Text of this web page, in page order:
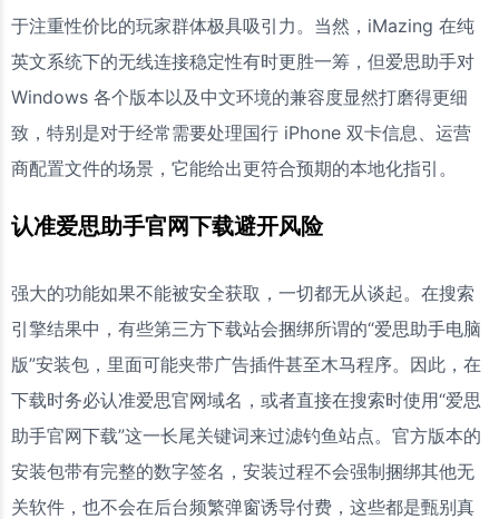
于注重性价比的玩家群体极具吸引力。当然，iMazing 在纯
英文系统下的无线连接稳定性有时更胜一筹，但爱思助手对
Windows 各个版本以及中文环境的兼容度显然打磨得更细
致，特别是对于经常需要处理国行 iPhone 双卡信息、运营
商配置文件的场景，它能给出更符合预期的本地化指引。
认准爱思助手官网下载避开风险
强大的功能如果不能被安全获取，一切都无从谈起。在搜索
引擎结果中，有些第三方下载站会捆绑所谓的“爱思助手电脑
版”安装包，里面可能夹带广告插件甚至木马程序。因此，在
下载时务必认准爱思官网域名，或者直接在搜索时使用“爱思
助手官网下载”这一长尾关键词来过滤钓鱼站点。官方版本的
安装包带有完整的数字签名，安装过程不会强制捆绑其他无
关软件，也不会在后台频繁弹窗诱导付费，这些都是甄别真